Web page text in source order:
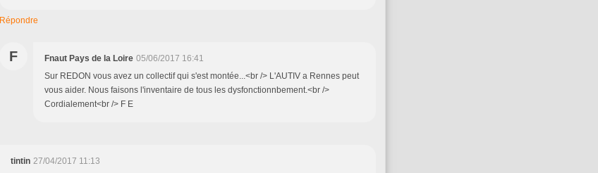
Répondre
F Fnaut Pays de la Loire 05/06/2017 16:41
Sur REDON vous avez un collectif qui s'est montée...<br /> L'AUTIV a Rennes peut
vous aider. Nous faisons l'inventaire de tous les dysfonctionnbement.<br />
Cordialement<br /> F E
tintin 27/04/2017 11:13